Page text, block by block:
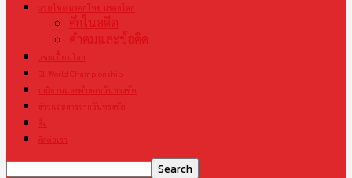
มวยไทย มรดกไทย มรดกโลก
ศึกในอดีต
คำคมและข้อคิด
แชมเปี้ยนโลก
S1 World Championship
ปณิธานและคำสอนวันทรงชัย
ข่าวและสารจากวันทรงชัย
สื่อ
ติดต่อเรา